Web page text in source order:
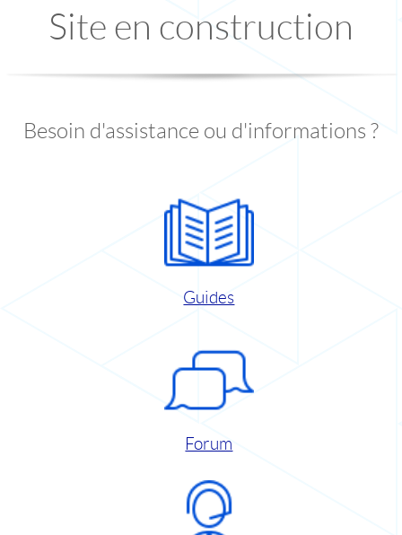
Site en construction
Besoin d'assistance ou d'informations ?
Guides
Forum